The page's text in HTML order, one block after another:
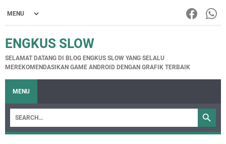
ENGKUS SLOW
SELAMAT DATANG DI BLOG ENGKUS SLOW YANG SELALU
MEREKOMENDASIKAN GAME ANDROID DENGAN GRAFIK TERBAIK
MENU